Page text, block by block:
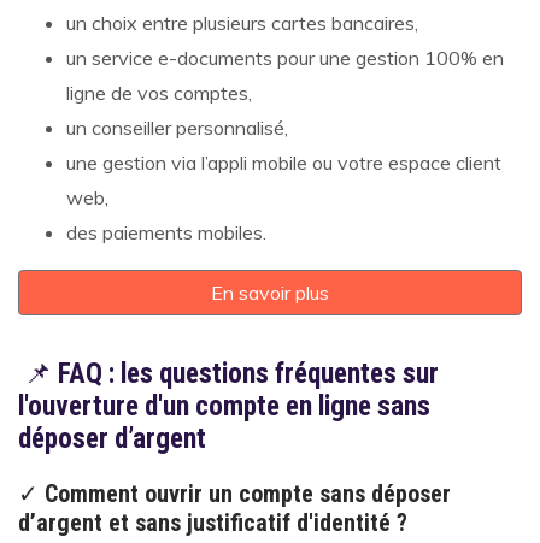
un choix entre plusieurs cartes bancaires,
un service e-documents pour une gestion 100% en
ligne de vos comptes,
un conseiller personnalisé,
une gestion via l’appli mobile ou votre espace client
web,
des paiements mobiles.
En savoir plus
📌 FAQ : les questions fréquentes sur
l'ouverture d'un compte en ligne sans
déposer d’argent
✓ Comment ouvrir un compte sans déposer
d’argent et sans justificatif d'identité ?